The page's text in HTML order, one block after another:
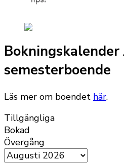
semesterboende
Läs mer om boendet här.
Tillgängliga
Bokad
Övergång